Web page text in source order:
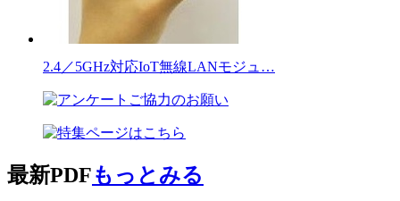
2.4／5GHz対応IoT無線LANモジュ…
最新PDFもっとみる